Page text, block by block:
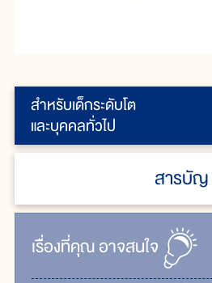
สำหรับเด็กระดับโต
และบุคคลทั่วไป
สารบัญ
เรื่ิองที่คุณอาจสนใจ